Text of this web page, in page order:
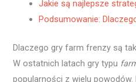
Jakie są najlepsze
Podsumowanie:
Dlaczego gry farm frenzy są
W ostatnich latach gry typu
popularności z wielu